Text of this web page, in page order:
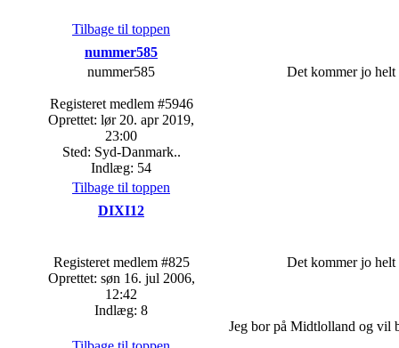
Tilbage til toppen
nummer585
nummer585
Registeret medlem #5946
Oprettet: lør 20. apr 2019,
23:00
Sted: Syd-Danmark..
Indlæg: 54
Det kommer jo helt
Tilbage til toppen
DIXI12
Registeret medlem #825
Oprettet: søn 16. jul 2006,
12:42
Indlæg: 8
Det kommer jo helt
Jeg bor på Midtlolland og vil